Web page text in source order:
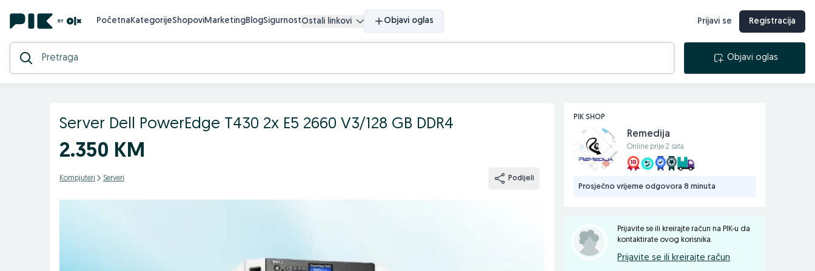
PočetnaKategorijeShopoviMarketingBlogSigurnostOstali linkovi Objavi oglas Prijavi se Registracija
Objavi oglas
Server Dell PowerEdge T430 2x E5 2660 V3/128 GB DDR4
2.350 KM
Kompjuteri Serveri Podijeli
PIK SHOP
Remedija
Online prije 2 sata
Prosječno vrijeme odgovora 8 minuta
Prijavite se ili kreirajte račun na PIK-u da
kontaktirate ovog korisnika.
Prijavite se ili kreirajte račun